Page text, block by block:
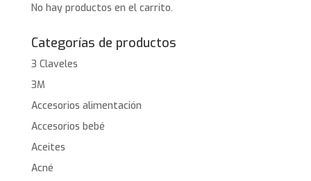
No hay productos en el carrito.
Categorías de productos
3 Claveles
3M
Accesorios alimentación
Accesorios bebé
Aceites
Acné